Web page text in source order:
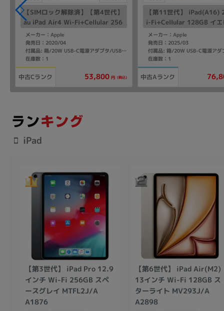
【SIMロック解除済】【第4世代】
au iPad Air4 Wi-Fi+Cellular 256
GB シルバー MYH42J/A A2072
メーカー：Apple
発売日：2020/04
付属品: 箱/20W USB-C電源アダプタ/USB-C充電ケーブル(1m)/SIMカードツール/クイックスタートガイド
在庫数：1
中古Cランク 53,800 円 (税込)
【第11世代】 iPad(A16)
i-Fi+Cellular 128GB イエ
D7H4J/A A3355 【
IMフリー】
メーカー：Apple
発売日：2025/03
在庫数：1
中古Aランク
iPad
【第3世代】 iPad Pro 12.9
インチ Wi-Fi 256GB スペ
ースグレイ MTFL2J/A
A1876
【第6世代】 iPad Air(M2)
13インチ Wi-Fi 128GB ス
ターライト MV293J/A
A2898